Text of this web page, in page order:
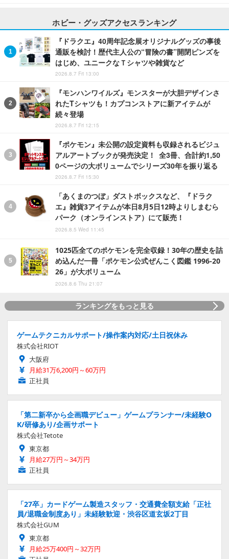
ホビー・グッズアクセスランキング
『ドラクエ』40周年記念展オリジナルグッズの事後
通販を検討！歴代主人公の“冒険の書”開閉ピンズを
はじめ、ユニークなＴシャツや雑貨など
2026.8.7 Fri 13:00
『モンハンワイルズ』モンスターが大胆デザインさ
れたTシャツも！カプコンストアに新アイテムが
続々登場
2026.8.7 Fri 12:15
『ポケモン』未公開の設定資料も収録されるビジュ
アルアートブックが発売決定！ 全3冊、合計約1,50
0ページの大ボリュームでシリーズ30年を振り返る
2026.8.7 Fri 15:30
「あくまのつぼ」ダストボックスなど、『ドラク
エ』雑貨3アイテムが本日8月5日12時よりしまむら
パーク（オンラインストア）にて販売！
2026.8.5 Wed 11:45
1025匹全てのポケモンを完全収録！30年の歴史を詰
め込んだ一冊「ポケモン公式ぜんこく図鑑 1996-20
26」が大ボリューム
2026.8.6 Thu 21:07
ランキングをもっと見る
ゲームテクニカルサポート/操作案内対応/土日祝休み
株式会社RIOT
大阪府
月給31万6,200円～60万円
正社員
「第二新卒から企画職デビュー」ゲームプランナー/未経験O
K/研修あり/企画サポート
株式会社Tetote
東京都
月給27万円～34万円
正社員
「27卒」カードゲーム製造スタッフ・交通費全額支給「正社
員/退職金制度あり」未経験歓迎・渋谷区道玄坂2丁目
株式会社GUM
東京都
月給25万400円～32万円